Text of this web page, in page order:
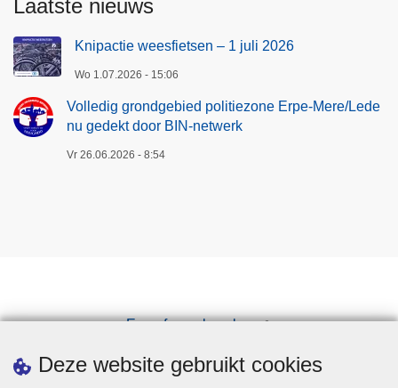
Deze website gebruikt cookies
Laatste nieuws
Knipactie weesfietsen – 1 juli 2026
Wo 1.07.2026 - 15:06
Volledig grondgebied politiezone Erpe-Mere/Lede
nu gedekt door BIN-netwerk
Vr 26.06.2026 - 8:54
Een afspraak maken